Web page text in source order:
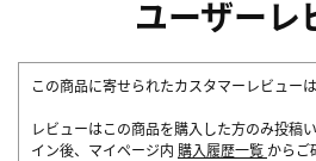
ユーザーレ
この商品に寄せられたカスタマーレビュー
レビューはこの商品を購入した方のみ投稿
イン後、マイページ内 購入履歴一覧 からご